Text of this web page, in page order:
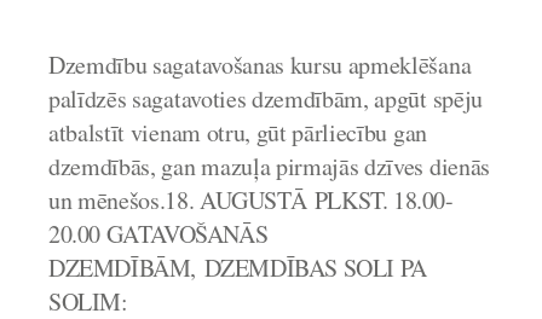
Dzemdību sagatavošanas kursu apmeklēšana
palīdzēs sagatavoties dzemdībām, apgūt spēju
atbalstīt vienam otru, gūt pārliecību gan
dzemdībās, gan mazuļa pirmajās dzīves dienās
un mēnešos.18. AUGUSTĀ PLKST. 18.00-
20.00 GATAVOŠANĀS
DZEMDĪBĀM, DZEMDĪBAS SOLI PA
SOLIM: